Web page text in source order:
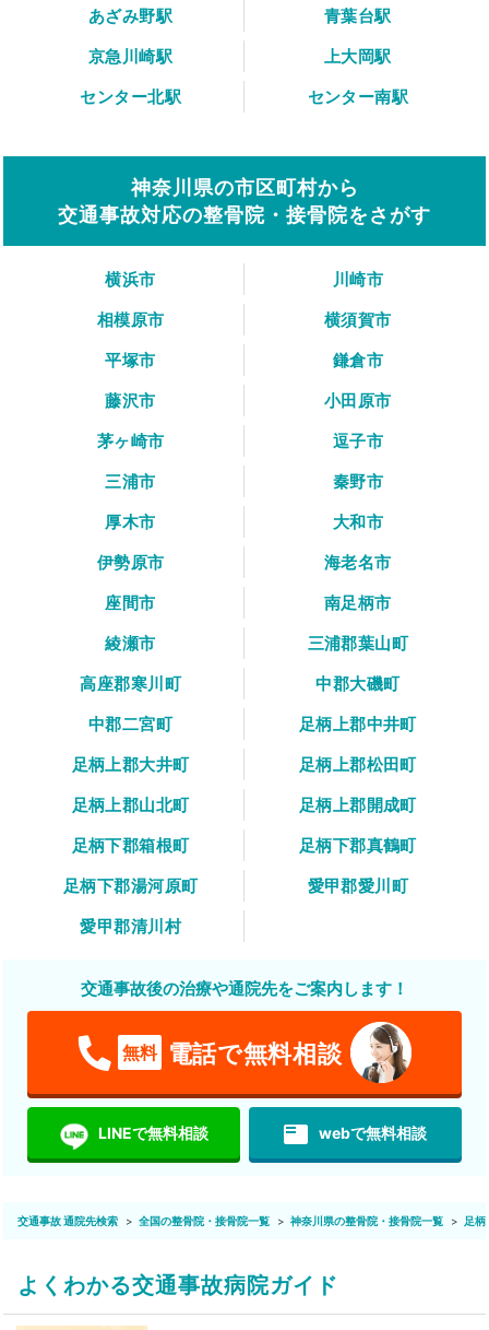
あざみ野駅
青葉台駅
京急川崎駅
上大岡駅
センター北駅
センター南駅
神奈川県の市区町村から
交通事故対応の整骨院・接骨院をさがす
横浜市
川崎市
相模原市
横須賀市
平塚市
鎌倉市
藤沢市
小田原市
茅ヶ崎市
逗子市
三浦市
秦野市
厚木市
大和市
伊勢原市
海老名市
座間市
南足柄市
綾瀬市
三浦郡葉山町
高座郡寒川町
中郡大磯町
中郡二宮町
足柄上郡中井町
足柄上郡大井町
足柄上郡松田町
足柄上郡山北町
足柄上郡開成町
足柄下郡箱根町
足柄下郡真鶴町
足柄下郡湯河原町
愛甲郡愛川町
愛甲郡清川村
交通事故後の治療や通院先をご案内します！
無料 電話で無料相談
LINEで無料相談 featured_play_list webで無料相談
交通事故 通院先検索 全国の整骨院・接骨院一覧 神奈川県の整骨院・接骨院一覧 足柄
よくわかる交通事故病院ガイド